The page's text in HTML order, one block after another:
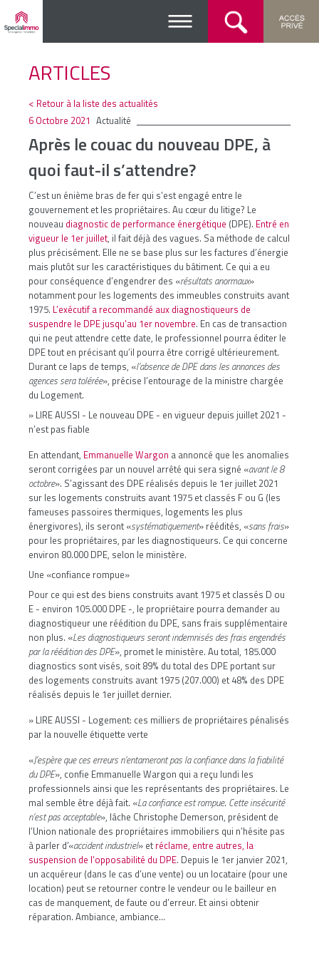
ARTICLES
< Retour à la liste des actualités
6 Octobre 2021 Actualité
Après le couac du nouveau DPE, à
quoi faut-il s’attendre?
C’est un énième bras de fer qui s’est engagé entre le
gouvernement et les propriétaires. Au cœur du litige? Le
nouveau diagnostic de performance énergétique (DPE). Entré en
vigueur le 1er juillet, il fait déjà des vagues. Sa méthode de calcul
plus précisément. Elle ne se base plus sur les factures d’énergie
mais plutôt sur les caractéristiques du bâtiment. Ce qui a eu
pour conséquence d’engendrer des «résultats anormaux»
notamment pour les logements des immeubles construits avant
1975. L’exécutif a recommandé aux diagnostiqueurs de
suspendre le DPE jusqu’au 1er novembre. En cas de transaction
qui ne peut attendre cette date, le professionnel pourra éditer le
DPE tout en précisant qu’il pourra être corrigé ultérieurement.
Durant ce laps de temps, «l’absence de DPE dans les annonces des
agences sera tolérée», précise l’entourage de la ministre chargée
du Logement.
» LIRE AUSSI - Le nouveau DPE - en vigueur depuis juillet 2021 -
n’est pas fiable
En attendant, Emmanuelle Wargon a annoncé que les anomalies
seront corrigées par un nouvel arrêté qui sera signé «avant le 8
octobre». S’agissant des DPE réalisés depuis le 1er juillet 2021
sur les logements construits avant 1975 et classés F ou G (les
fameuses passoires thermiques, logements les plus
énergivores), ils seront «systématiquement» réédités, «sans frais»
pour les propriétaires, par les diagnostiqueurs. Ce qui concerne
environ 80.000 DPE, selon le ministère.
Une «confiance rompue»
Pour ce qui est des biens construits avant 1975 et classés D ou
E - environ 105.000 DPE -, le propriétaire pourra demander au
diagnostiqueur une réédition du DPE, sans frais supplémentaire
non plus. «Les diagnostiqueurs seront indemnisés des frais engendrés
par la réédition des DPE», promet le ministère. Au total, 185.000
diagnostics sont visés, soit 89% du total des DPE portant sur
des logements construits avant 1975 (207.000) et 48% des DPE
réalisés depuis le 1er juillet dernier.
» LIRE AUSSI - Logement: ces milliers de propriétaires pénalisés
par la nouvelle étiquette verte
«J’espère que ces erreurs n’entameront pas la confiance dans la fiabilité
du DPE», confie Emmanuelle Wargon qui a reçu lundi les
professionnels ainsi que les représentants des propriétaires. Le
mal semble être déjà fait. «La confiance est rompue. Cette insécurité
n’est pas acceptable», lâche Christophe Demerson, président de
l’Union nationale des propriétaires immobiliers qui n’hésite pas
à parler d’«accident industriel» et réclame, entre autres, la
suspension de l’opposabilité du DPE. Depuis le 1er janvier 2021,
un acquéreur (dans le cas d’une vente) ou un locataire (pour une
location) peut se retourner contre le vendeur ou le bailleur en
cas de manquement, de faute ou d’erreur. Et ainsi obtenir
réparation. Ambiance, ambiance...